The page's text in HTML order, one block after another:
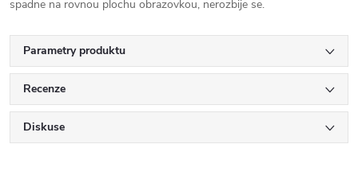
spadne na rovnou plochu obrazovkou, nerozbije se.
Parametry produktu
Recenze
Diskuse